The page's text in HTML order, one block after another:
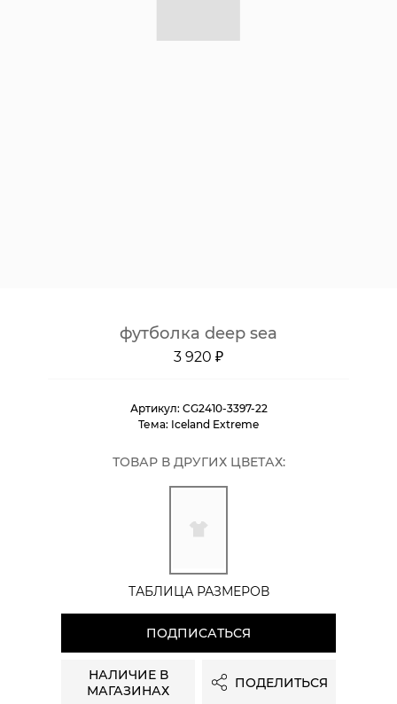
футболка deep sea
3 920 ₽
Артикул: CG2410-3397-22
Тема: Iceland Extreme
ТОВАР В ДРУГИХ ЦВЕТАХ:
ТАБЛИЦА РАЗМЕРОВ
ПОДПИСАТЬСЯ
НАЛИЧИЕ В
МАГАЗИНАХ
ПОДЕЛИТЬСЯ